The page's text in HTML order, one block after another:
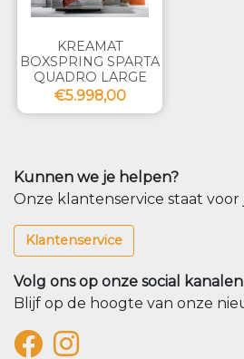
KREAMAT
BOXSPRING SPARTA
QUADRO LARGE
€5.998,00
Kunnen we je helpen?
Onze klantenservice staat voor
Klantenservice
Volg ons op onze social kanalen
Blijf op de hoogte van onze